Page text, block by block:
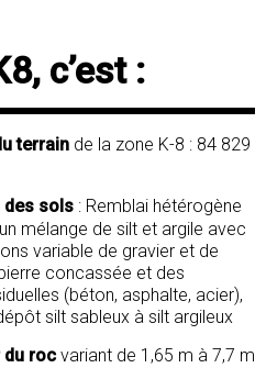
c’est :
terrainde la zone K-8 : 84 829
des sols: Remblai hétérogène
mélange de silt et argile avec
variable de gravier et de
concassée et des
(béton, asphalte, acier),
silt sableux à silt argileux
du rocvariant de 1,65 m à 7,7 m